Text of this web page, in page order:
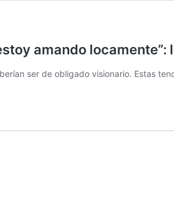
amando
ser de obligado visionario. Estas